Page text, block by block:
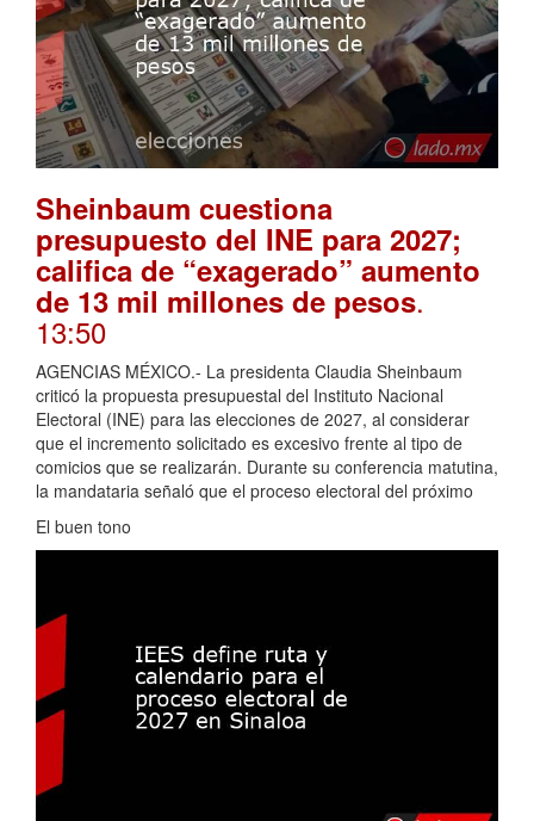
Sheinbaum cuestiona
presupuesto del INE para 2027;
califica de “exagerado” aumento
de 13 mil millones de pesos.
13:50
AGENCIAS MÉXICO.- La presidenta Claudia Sheinbaum
criticó la propuesta presupuestal del Instituto Nacional
Electoral (INE) para las elecciones de 2027, al considerar
que el incremento solicitado es excesivo frente al tipo de
comicios que se realizarán. Durante su conferencia matutina,
la mandataria señaló que el proceso electoral del próximo
El buen tono